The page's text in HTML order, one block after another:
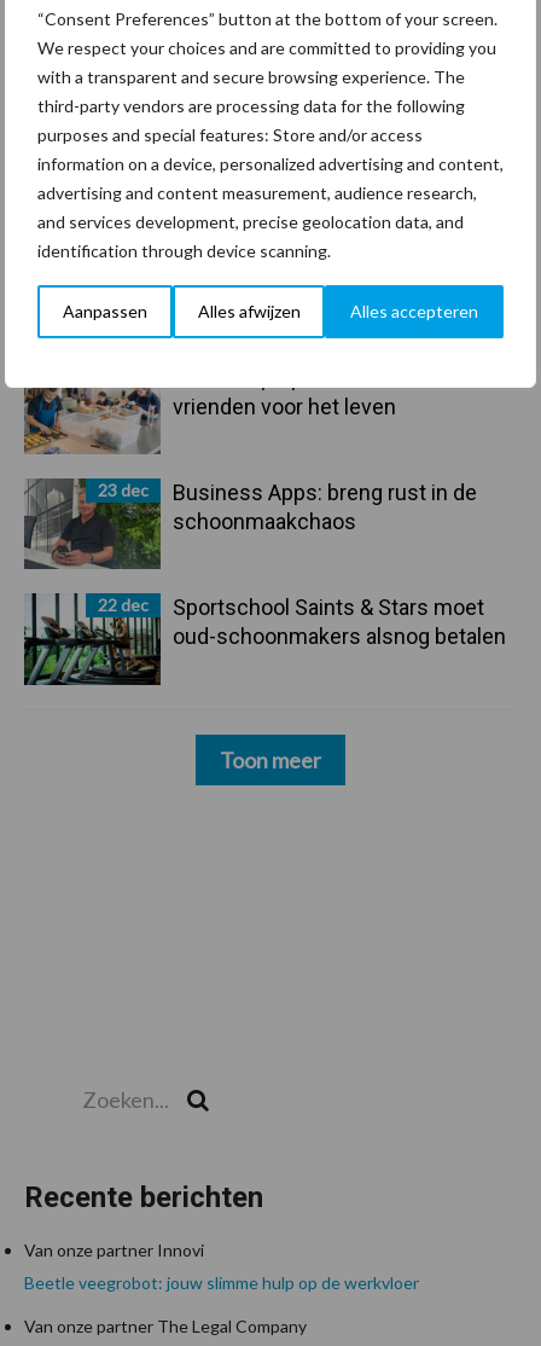
“Consent Preferences” button at the bottom of your screen.
We respect your choices and are committed to providing you
with a transparent and secure browsing experience. The
third-party vendors are processing data for the following
purposes and special features: Store and/or access
information on a device, personalized advertising and content,
advertising and content measurement, audience research,
and services development, precise geolocation data, and
identification through device scanning.
Aanpassen Alles afwijzen Alles accepteren
Primaire
Sidebar
Recent nieuws Partner nieuws
30 dec
Hervorming flexibele
arbeidscontracten kent mitsen en
maren
29 dec
Freddy van de Ridder Cleaners:
“Glazenwassen zit in m’n bloed,
maar innoveren is mijn toekomst”
vrienden voor het leven
23 dec
Business Apps: breng rust in de
schoonmaakchaos
22 dec
Sportschool Saints & Stars moet
oud-schoonmakers alsnog betalen
Toon meer
Recente berichten
Van onze partner Innovi
Beetle veegrobot: jouw slimme hulp op de werkvloer
Van onze partner The Legal Company